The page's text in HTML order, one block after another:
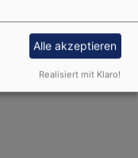
evangelisch.de
Alle akzeptieren
Realisiert mit Klaro!